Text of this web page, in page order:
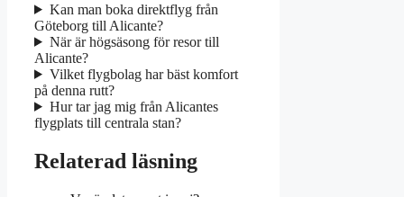
Kan man boka direktflyg från
Göteborg till Alicante?
När är högsäsong för resor till
Alicante?
Vilket flygbolag har bäst komfort
på denna rutt?
Hur tar jag mig från Alicantes
flygplats till centrala stan?
Relaterad läsning